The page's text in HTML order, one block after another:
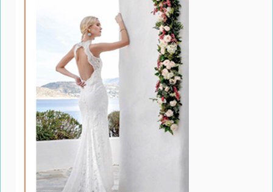
Η δύναμη και η ένταση της ομορφιάς των
ξεχωριστών δημιουργιών εξακολουθούν να
μαγνητίζουν τα βλέμματα